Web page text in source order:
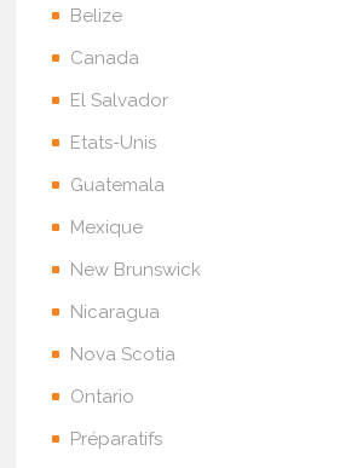
Belize
Canada
El Salvador
Etats-Unis
Guatemala
Mexique
New Brunswick
Nicaragua
Nova Scotia
Ontario
Préparatifs